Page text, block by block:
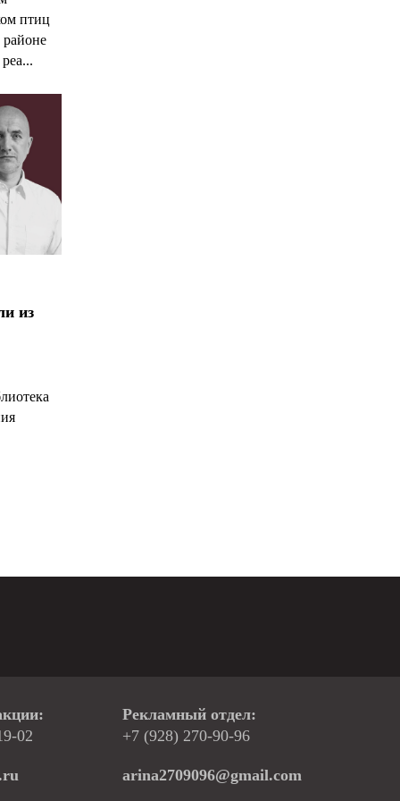
птиц
из
02
Рекламный отдел:
+7 (928) 270-90-96
arina2709096@gmail.com